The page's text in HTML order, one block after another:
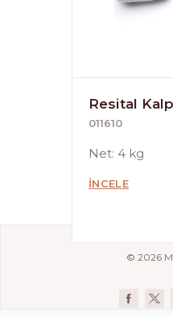
Resital
011610
Net: 4 kg
İNCELE
© 2026